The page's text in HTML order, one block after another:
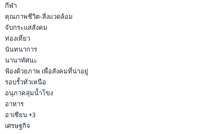
กีฬา
คุณภาพชีวิต-สิ่งแวดล้อม
จับกระแสสังคม
ท่องเที่ยว
นันทนาการ
นานาทัศนะ
ฟ้องด้วยภาพ เพื่อสังคมที่น่าอยู่
รอบรั้วทั่วเหนือ
อนุภาคลุ่มน้ำโขง
อาหาร
อาเซียน +3
เศรษฐกิจ